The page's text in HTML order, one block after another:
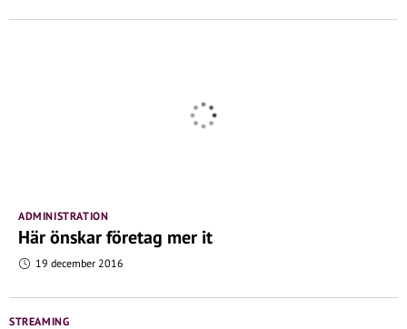
ADMINISTRATION
Här önskar företag mer it
19 december 2016
STREAMING